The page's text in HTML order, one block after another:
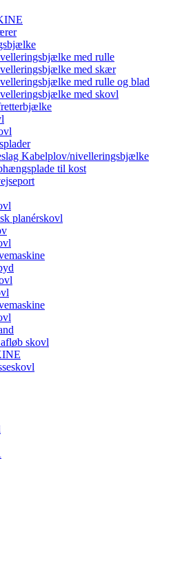
med rulle
med skær
med rulle og blad
med skovl
Kabelplov/nivelleringsbjælke
til kost
planérskovl
skovl